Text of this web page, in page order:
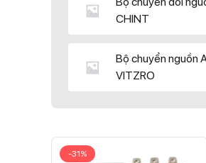
CHINT
Bộ chuyển nguồn
VITZRO
-31%